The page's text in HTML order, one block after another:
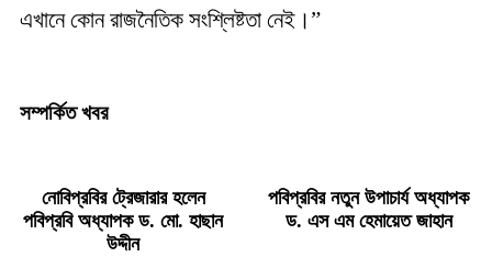
এখানে কোন রাজনৈতিক সংশ্লিষ্টতা নেই।”
সম্পর্কিত খবর
নোবিপ্রবির ট্রেজারার হলেন
পবিপ্রবি অধ্যাপক ড. মো. হাছান
উদ্দীন
পবিপ্রবির নতুন উপাচার্য অধ্যাপক
ড. এস এম হেমায়েত জাহান